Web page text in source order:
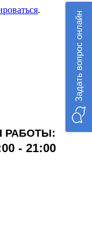
.
РАБОТЫ:
- 21:00
Задать вопрос онлайн